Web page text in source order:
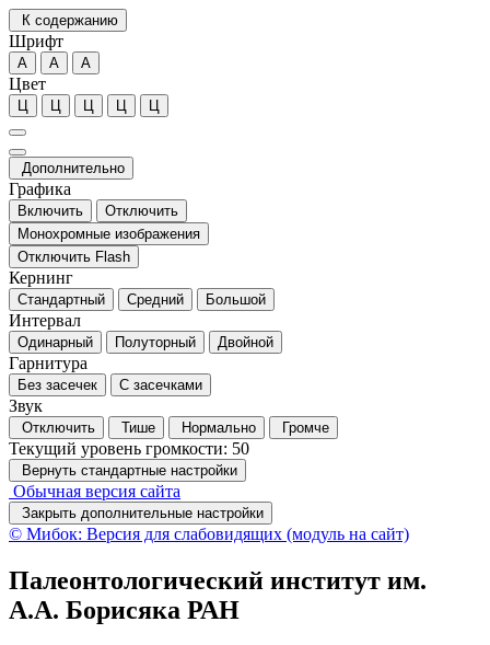
К содержанию
Шрифт
А А А
Цвет
Ц Ц Ц Ц Ц
Дополнительно
Графика
Включить
Отключить
Монохромные изображения
Отключить Flash
Кернинг
Стандартный Средний Большой
Интервал
Одинарный Полуторный Двойной
Гарнитура
Без засечек С засечками
Звук
Отключить Тише Нормально Громче
Текущий уровень громкости: 50
Вернуть стандартные настройки
Обычная версия сайта
Закрыть дополнительные настройки
© Мибок: Версия для слабовидящих (модуль на сайт)
Палеонтологический институт им.
А.А. Борисяка РАН